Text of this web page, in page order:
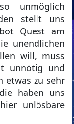
unmöglich
stellt uns
Quest am
unendlichen
will, muss
unnötig und
etwas zu sehr
haben uns
unlösbare